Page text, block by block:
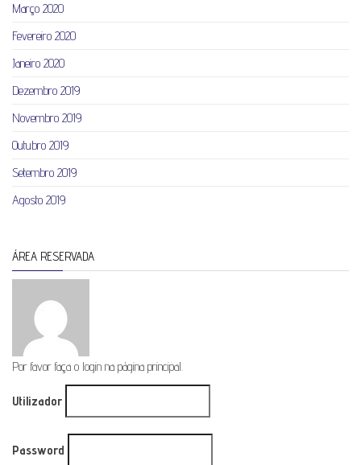
Março 2020
Fevereiro 2020
Janeiro 2020
Dezembro 2019
Novembro 2019
Outubro 2019
Setembro 2019
Agosto 2019
ÁREA RESERVADA
Por favor faça o login na página principal.
Utilizador
Password